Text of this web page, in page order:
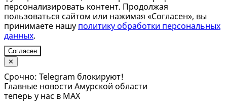
персонализировать контент. Продолжая
пользоваться сайтом или нажимая «Согласен», вы
принимаете нашу политику обработки персональных
данных.
Согласен
✕
Срочно: Telegram блокируют!
Главные новости Амурской области
теперь у нас в MAX